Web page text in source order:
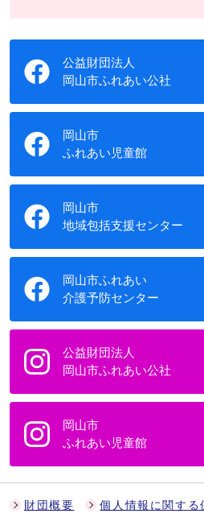
公益財団法人
岡山市ふれあい公社
岡山市
ふれあい児童館
岡山市
地域包括支援センター
岡山市ふれあい
介護予防センター
公益財団法人
岡山市ふれあい公社
岡山市
ふれあい児童館
財団概要 個人情報に関する